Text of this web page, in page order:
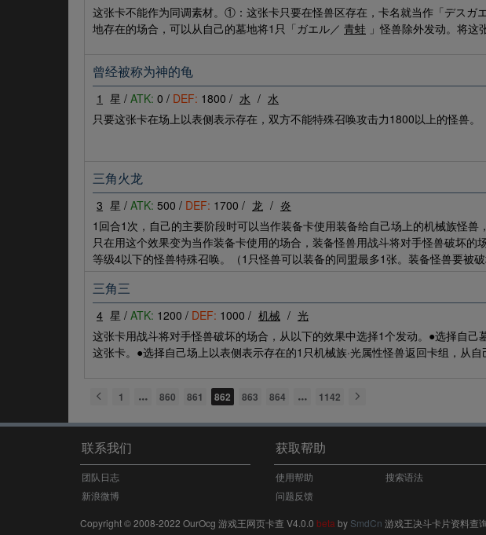
这张卡不能作为同调素材。①：这张卡只要在怪兽区存在，卡名就当作「デスガ
地存在的场合，可以从自己的墓地将1只「ガエル／ 青蛙 」怪兽除外发动。将这
曾经被称为神的龟
1 星 / ATK: 0 / DEF: 1800 / 水 / 水
只要这张卡在场上以表侧表示存在，双方不能特殊召唤攻击力1800以上的怪兽。
三角火龙
3 星 / ATK: 500 / DEF: 1700 / 龙 / 炎
1回合1次，自己的主要阶段时可以当作装备卡使用装备给自己场上的机械族怪兽
只在用这个效果变为当作装备卡使用的场合，装备怪兽用战斗将对手怪兽破坏的
等级4以下的怪兽特殊召唤。（1只怪兽可以装备的同盟最多1张。装备怪兽要被
三角三
4 星 / ATK: 1200 / DEF: 1000 / 机械 / 光
这张卡用战斗将对手怪兽破坏的场合，从以下的效果中选择1个发动。●选择自己
这张卡。●选择自己场上以表侧表示存在的1只机械族·光属性怪兽返回卡组，从自
1 860 861 862 863 864 1142
联系我们
团队日志
新浪微博
获取帮助
使用帮助
搜索语法
问题反馈
Copyright © 2008-2022 OurOcg 游戏王网页卡查 V4.0.0 beta by SmdCn 游戏王决斗卡片资料查